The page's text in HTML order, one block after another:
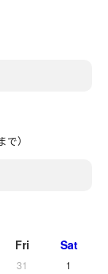
）
Fri Sat
31
1